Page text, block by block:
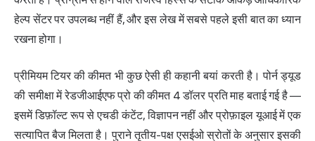
हेल्प सेंटर पर उपलब्ध नहीं हैं, और इस लेख में सबसे पहले इसी बात का ध्यान
रखना होगा।
प्रीमियम टियर की कीमत भी कुछ ऐसी ही कहानी बयां करती है। पोर्न ड्यूड
की समीक्षा में रेडजीआईएफ प्रो की कीमत 4 डॉलर प्रति माह बताई गई है —
इसमें डिफ़ॉल्ट रूप से एचडी कंटेंट, विज्ञापन नहीं और प्रोफ़ाइल यूआई में एक
सत्यापित बैज मिलता है। पुराने तृतीय-पक्ष एसईओ स्रोतों के अनुसार इसकी